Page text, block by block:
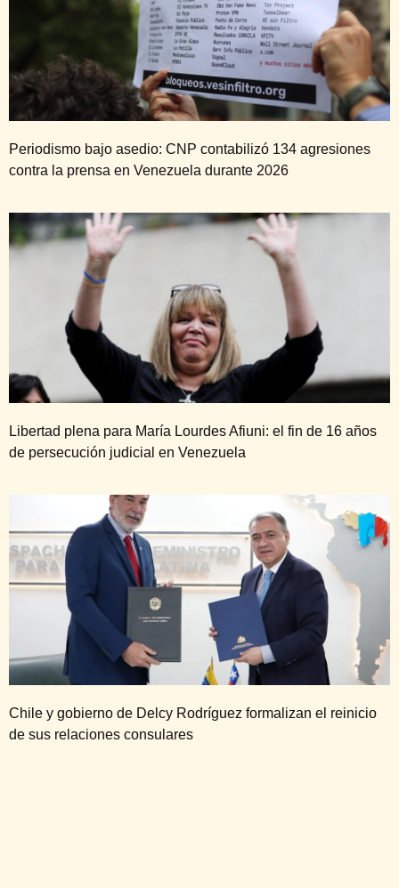
Periodismo bajo asedio: CNP contabilizó 134 agresiones
contra la prensa en Venezuela durante 2026
Libertad plena para María Lourdes Afiuni: el fin de 16 años
de persecución judicial en Venezuela
Chile y gobierno de Delcy Rodríguez formalizan el reinicio
de sus relaciones consulares